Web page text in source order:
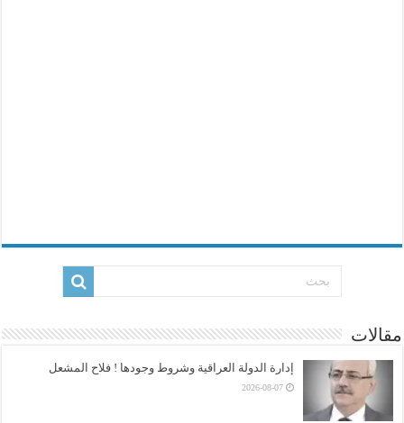
مقالات
إدارة الدولة العراقية وشروط وجودها ! فلاح المشعل
2026-08-07